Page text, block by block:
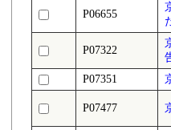
P06655
P07322
P07351
P07477